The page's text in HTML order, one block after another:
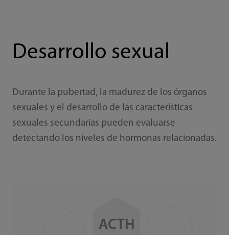
Desarrollo sexual
Durante la pubertad, la madurez de los órganos
sexuales y el desarrollo de las características
sexuales secundarias pueden evaluarse
detectando los niveles de hormonas relacionadas.